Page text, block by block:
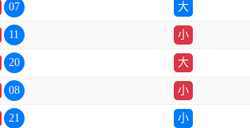
07 大
11 小
20 大
08 小
21 小